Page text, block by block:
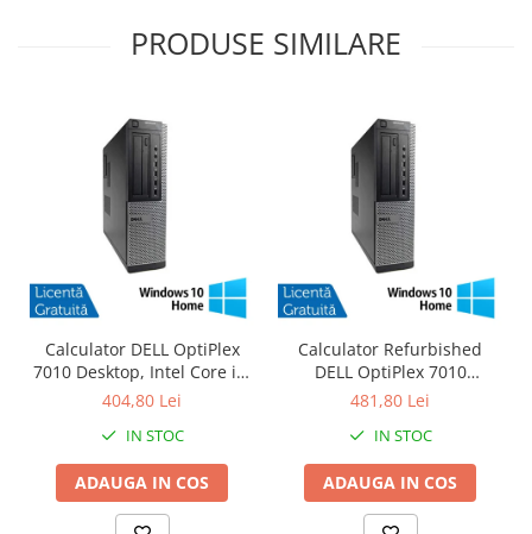
PRODUSE SIMILARE
Calculator DELL OptiPlex
7010 Desktop, Intel Core i3-
3220 3.30GHz, 4GB DDR3,
Windows 10 Home
404,80 Lei
IN STOC
ADAUGA IN COS
Calculator Refurbished
DELL OptiPlex 7010
Desktop, Intel Core i3-3220
SSD + Windows 10 Home
481,80 Lei
IN STOC
ADAUGA IN COS